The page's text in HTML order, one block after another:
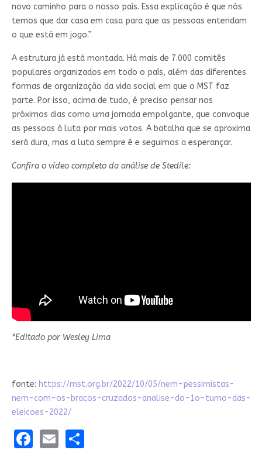
novo caminho para o nosso país. Essa explicação é que nós
temos que dar casa em casa para que as pessoas entendam
o que está em jogo.”
A estrutura já está montada. Há mais de 7.000 comitês
populares organizados em todo o país, além das diferentes
formas de organização da vida social em que o MST faz
parte. Por isso, acima de tudo, é preciso pensar nos
próximos dias como uma jornada empolgante, que convoque
as pessoas à luta por mais votos. A batalha que se aproxima
será dura, mas a luta sempre é e seguimos a esperançar.
Confira o vídeo completo da análise de Stedile:
*Editado por Wesley Lima
fonte: https://mst.org.br/2022/10/05/nem-pessimistas-
nem-com-os-bracos-cruzados-analise-do-1o-turno-das-
eleicoes-2022/
Facebook
EmailShare